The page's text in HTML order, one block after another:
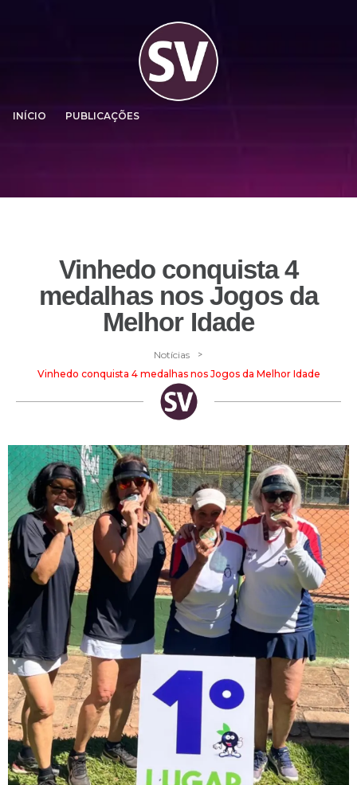
INÍCIO PUBLICAÇÕES
Vinhedo conquista 4
medalhas nos Jogos da
Melhor Idade
Notícias >
Vinhedo conquista 4 medalhas nos Jogos da Melhor Idade